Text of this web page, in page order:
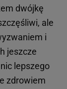
dwójkę
ale
i
jeszcze
lepszego
zdrowiem